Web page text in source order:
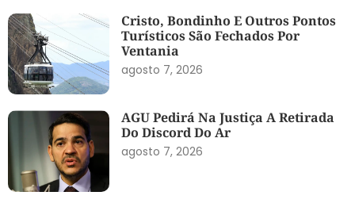
Cristo, Bondinho E Outros Pontos
Turísticos São Fechados Por
Ventania
agosto 7, 2026
AGU Pedirá Na Justiça A Retirada
Do Discord Do Ar
agosto 7, 2026